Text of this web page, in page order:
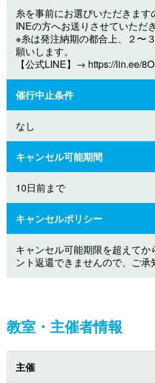
糸を事前にお選びいただきま
INEの方へお送りさせていただき
※糸は発注納期の都合上、２〜
願いします。
【公式LINE】→ https://lin.ee/
催行中止条件
なし
キャンセル可能期間
10日前まで
キャンセルポリシー
キャンセル可能期限を超えてか
ント返還できませんので、ご承
教室・主催者情報
主催